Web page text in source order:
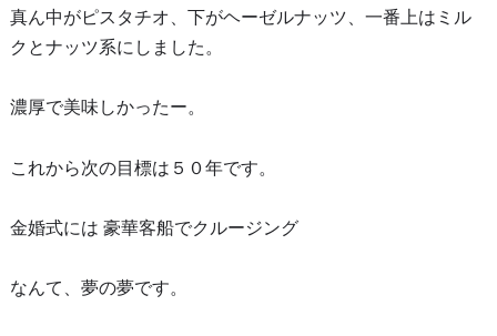
真ん中がピスタチオ、下がヘーゼルナッツ、一番上はミル
クとナッツ系にしました。
濃厚で美味しかったー。
これから次の目標は５０年です。
金婚式には 豪華客船でクルージング
なんて、夢の夢です。